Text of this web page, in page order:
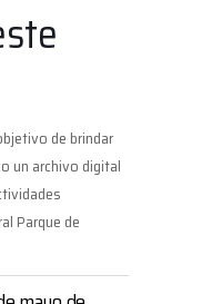
de brindar
un archivo digital
Parque de